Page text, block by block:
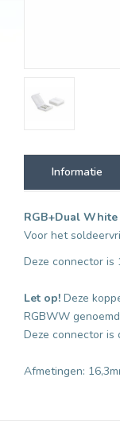
Informatie
RGB+Dual
Voor het
Deze connector is
Let op! Deze
RGBWW
Deze connector is
Afmetingen: